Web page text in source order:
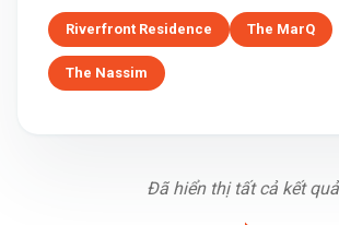
Riverfront Residence The MarQ
The Nassim
Đã hiển thị tất cả kết